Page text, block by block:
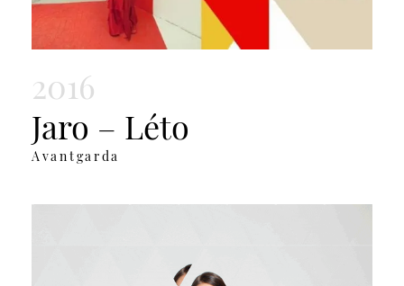
2016
Jaro – Léto
Avantgarda